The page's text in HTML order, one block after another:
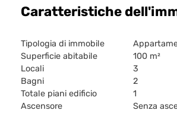
Caratteristiche
Tipologia di immobile
Superficie abitabile
100 m²
Locali
3
Bagni
2
Totale piani edificio
1
Ascensore
Senza